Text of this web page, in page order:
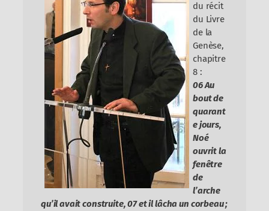
du récit
du Livre
de la
Genèse,
chapitre
8 :
06 Au
bout de
quarant
e jours,
Noé
ouvrit la
fenêtre
de
l’arche
qu’il avait construite, 07 et il lâcha un corbeau ;